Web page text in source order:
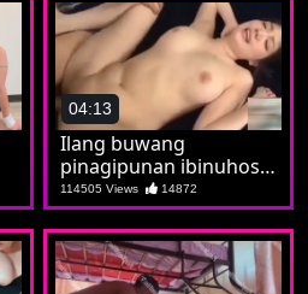
04:13
Ilang buwang
pinagipunan ibinuhos
lahat kay Jilian
114505 Views 14872